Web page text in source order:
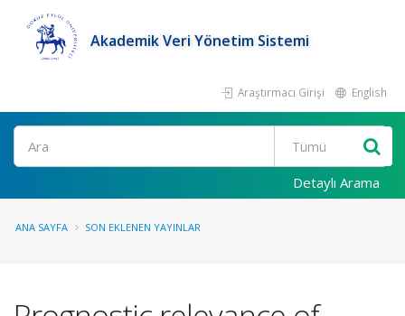
Akademik Veri Yönetim Sistemi
Araştırmacı Girişi English
Ara
Detaylı Arama
ANA SAYFA SON EKLENEN YAYINLAR